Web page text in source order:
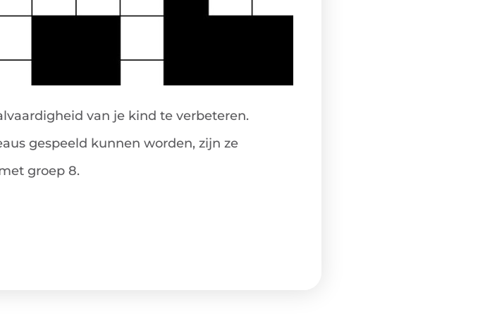
van je kind te verbeteren.
gespeeld kunnen worden, zijn ze
groep 8.